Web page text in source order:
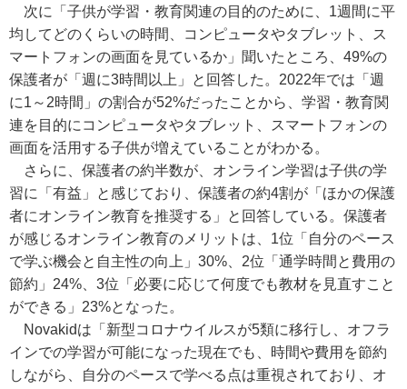
次に「子供が学習・教育関連の目的のために、1週間に平
均してどのくらいの時間、コンピュータやタブレット、ス
マートフォンの画面を見ているか」聞いたところ、49%の
保護者が「週に3時間以上」と回答した。2022年では「週
に1～2時間」の割合が52%だったことから、学習・教育関
連を目的にコンピュータやタブレット、スマートフォンの
画面を活用する子供が増えていることがわかる。
さらに、保護者の約半数が、オンライン学習は子供の学
習に「有益」と感じており、保護者の約4割が「ほかの保護
者にオンライン教育を推奨する」と回答している。保護者
が感じるオンライン教育のメリットは、1位「自分のペース
で学ぶ機会と自主性の向上」30%、2位「通学時間と費用の
節約」24%、3位「必要に応じて何度でも教材を見直すこと
ができる」23%となった。
Novakidは「新型コロナウイルスが5類に移行し、オフラ
インでの学習が可能になった現在でも、時間や費用を節約
しながら、自分のペースで学べる点は重視されており、オ